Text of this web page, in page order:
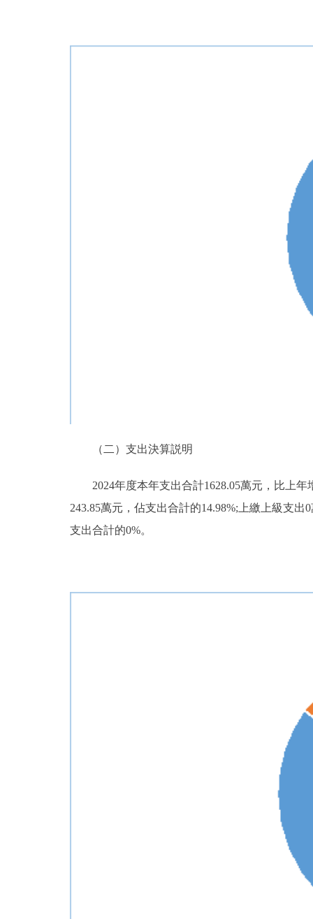
（二）支出決算説明
2024年度本年支出合計1628.05萬元，比上
243.85萬元，佔支出合計的14.98%;上繳上級支
支出合計的0%。